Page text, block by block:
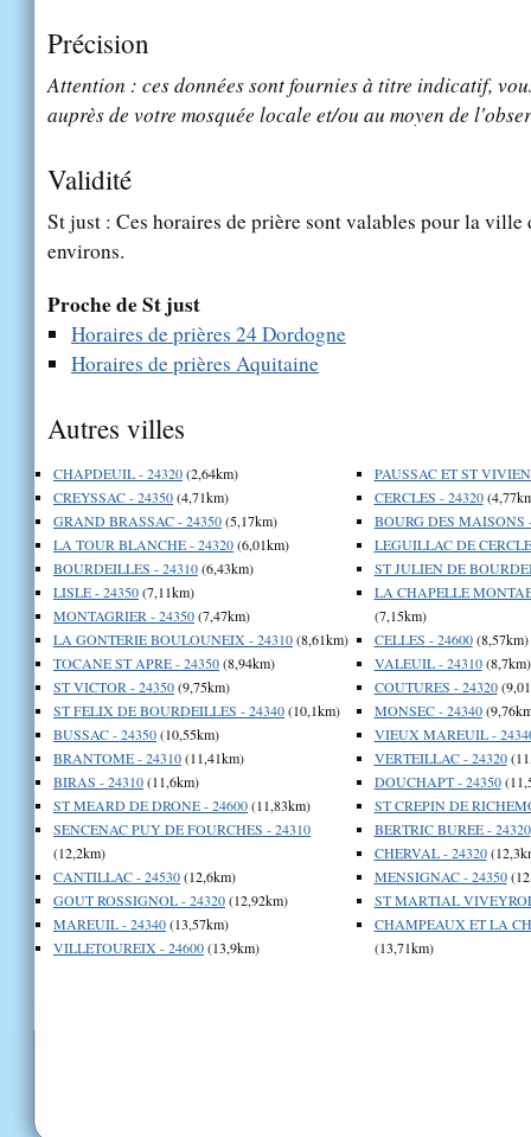
Précision
Attention : ces données sont fournies à titre indicatif,
auprès de votre mosquée locale et/ou au moyen de
Validité
St just : Ces horaires de prière sont valables pour la ville
environs.
Proche de St just
Horaires de prières 24 Dordogne
Horaires de prières Aquitaine
Autres villes
CHAPDEUIL - 24320(2,64km)
CREYSSAC - 24350(4,71km)
GRAND BRASSAC - 24350(5,17km)
LA TOUR BLANCHE - 24320(6,01km)
BOURDEILLES - 24310(6,43km)
LISLE - 24350(7,11km)
MONTAGRIER - 24350(7,47km)
LA GONTERIE BOULOUNEIX - 24310(8,61km)
TOCANE ST APRE - 24350(8,94km)
ST VICTOR - 24350(9,75km)
ST FELIX DE BOURDEILLES - 24340(10,1km)
BUSSAC - 24350(10,55km)
BRANTOME - 24310(11,41km)
BIRAS - 24310(11,6km)
ST MEARD DE DRONE - 24600(11,83km)
SENCENAC PUY DE FOURCHES - 24310
(12,2km)
CANTILLAC - 24530(12,6km)
GOUT ROSSIGNOL - 24320(12,92km)
MAREUIL - 24340(13,57km)
VILLETOUREIX - 24600(13,9km)
PAUSSAC ET ST
CERCLES - 24320
BOURG DES MAISONS
LEGUILLAC DE
ST JULIEN DE
LA CHAPELLE
(7,15km)
CELLES - 24600(8,57km)
VALEUIL - 24310(8,7km)
COUTURES - 24320
MONSEC - 24340
VIEUX MAREUIL -
VERTEILLAC - 24320
DOUCHAPT - 24350
ST CREPIN DE
BERTRIC BUREE - 24320
CHERVAL - 24320
MENSIGNAC - 24350
ST MARTIAL
CHAMPEAUX ET LA
(13,71km)